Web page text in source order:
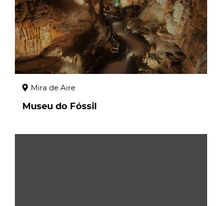
Mira de Aire
Museu do Fóssil